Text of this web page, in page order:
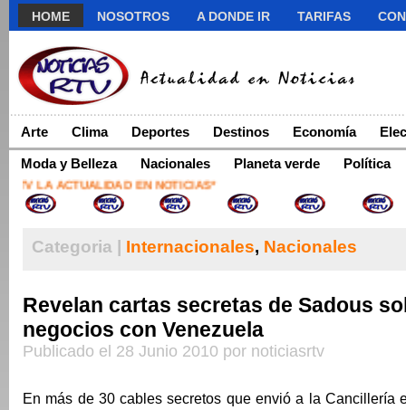
HOME NOSOTROS A DONDE IR TARIFAS
Arte Clima Deportes Destinos Economía
Moda y Belleza Nacionales Planeta verde Política
LA ACTUALIDAD EN NOTICIAS*
Categoria | Internacionales, Nacionales
Revelan cartas secretas de Sadous
negocios con Venezuela
Publicado el 28 Junio 2010 por noticiasrtv
En más de 30 cables secretos que envió a la Cancillería